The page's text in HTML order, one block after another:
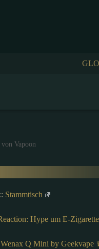
von Vapoon
Stammtisch
Hype um E-
Q Mini by Geekvape